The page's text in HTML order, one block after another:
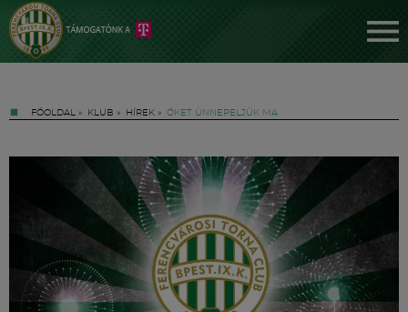
FŐOLDAL » KLUB » HÍREK » ŐKET ÜNNEPELJÜK MA
Jegyek
FM YouTube +